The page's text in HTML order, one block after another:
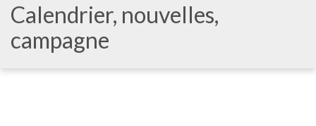
Calendrier, nouvelles,
campagne